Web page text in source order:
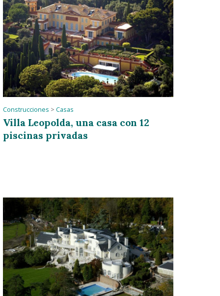
Construcciones > Casas
Villa Leopolda, una casa con 12
piscinas privadas